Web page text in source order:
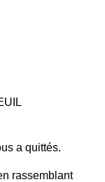
a quittés.
rassemblant